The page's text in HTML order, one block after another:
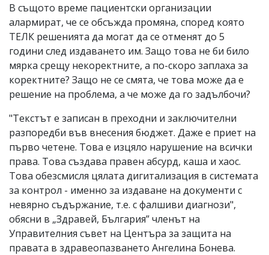
В същото време пациентски организации
алармират, че се обсъжда промяна, според която
ТЕЛК решенията да могат да се отменят до 5
години след издаването им. Защо това не би било
мярка срещу некоректните, а по-скоро заплаха за
коректните? Защо не се смята, че това може да е
решение на проблема, а че може да го задълбочи?
"Текстът е записан в преходни и заключителни
разпоредби във внесения бюджет. Даже е приет на
първо четене. Това е изцяло нарушение на всички
права. Това създава правен абсурд, каша и хаос.
Това обезсмисля цялата дигитализация в системата
за контрол - именно за издаване на документи с
невярно съдържание, т.е. с фалшиви диагнози",
обясни в „Здравей, България” членът на
Управителния съвет на Центъра за защита на
правата в здравеопазването Ангелина Бонева.